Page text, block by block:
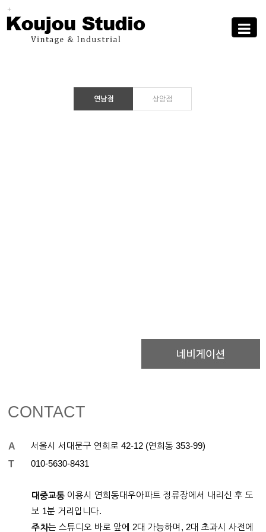
Toggle
연남점 상암점
CONTACT
A 서울시 서대문구 연희로 42-12 (연희동 353-99)
T 010-5630-8431
대중교통 이용시 연희동대우아파트 정류장에서 내리신 후 도
보 1분 거리입니다.
주차는 스튜디오 바로 앞에 2대 가능하며, 2대 초과시 사전에